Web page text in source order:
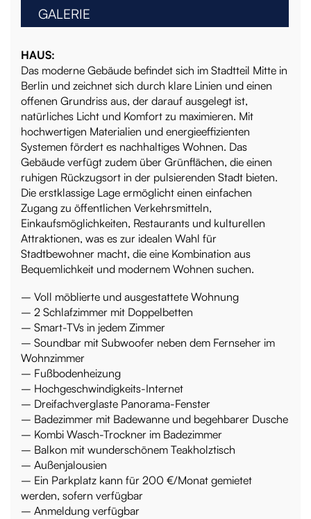
GALERIE
HAUS:
Das moderne Gebäude befindet sich im Stadtteil Mitte in
Berlin und zeichnet sich durch klare Linien und einen
offenen Grundriss aus, der darauf ausgelegt ist,
natürliches Licht und Komfort zu maximieren. Mit
hochwertigen Materialien und energieeffizienten
Systemen fördert es nachhaltiges Wohnen. Das
Gebäude verfügt zudem über Grünflächen, die einen
ruhigen Rückzugsort in der pulsierenden Stadt bieten.
Die erstklassige Lage ermöglicht einen einfachen
Zugang zu öffentlichen Verkehrsmitteln,
Einkaufsmöglichkeiten, Restaurants und kulturellen
Attraktionen, was es zur idealen Wahl für
Stadtbewohner macht, die eine Kombination aus
Bequemlichkeit und modernem Wohnen suchen.
– Voll möblierte und ausgestattete Wohnung
– 2 Schlafzimmer mit Doppelbetten
– Smart-TVs in jedem Zimmer
– Soundbar mit Subwoofer neben dem Fernseher im
Wohnzimmer
– Fußbodenheizung
– Hochgeschwindigkeits-Internet
– Dreifachverglaste Panorama-Fenster
– Badezimmer mit Badewanne und begehbarer Dusche
– Kombi Wasch-Trockner im Badezimmer
– Balkon mit wunderschönem Teakholztisch
– Außenjalousien
– Ein Parkplatz kann für 200 €/Monat gemietet
werden, sofern verfügbar
– Anmeldung verfügbar